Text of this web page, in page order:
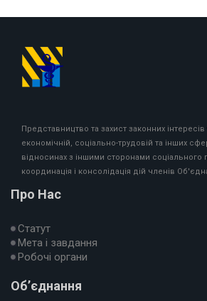
Представництво та захист законних
економічній, соціально-трудовій та інших
відносинах з іншими сторонами соціального
координація і консолідація дій членів
Про Нас
Статут
Мета і завдання
Робочі органи
Об’єднання